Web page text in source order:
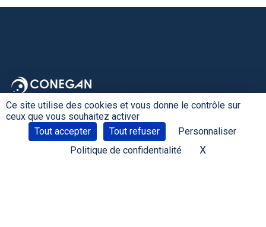
Ce site utilise des cookies et vous donne le contrôle sur
ceux que vous souhaitez activer
Tout accepter
Tout refuser
Personnaliser
Politique de confidentialité
X